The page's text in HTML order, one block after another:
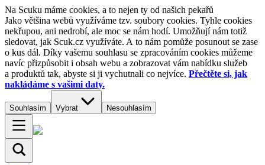
Na Scuku máme cookies, a to nejen ty od našich pekařů
Jako většina webů využíváme tzv. soubory cookies. Tyhle cookies
nekřupou, ani nedrobí, ale moc se nám hodí. Umožňují nám totiž
sledovat, jak Scuk.cz využíváte. A to nám pomůže posunout se zase
o kus dál. Díky vašemu souhlasu se zpracováním cookies můžeme
navíc přizpůsobit i obsah webu a zobrazovat vám nabídku služeb
a produktů tak, abyste si ji vychutnali co nejvíce. Přečtěte si, jak
nakládáme s vašimi daty.
Souhlasím Vybrat Nesouhlasím